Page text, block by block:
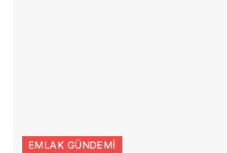
EMLAK GÜNDEMI